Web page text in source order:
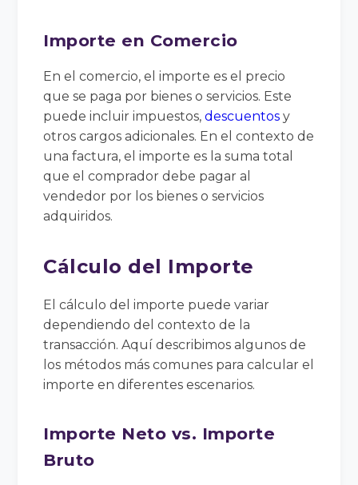
Importe en Comercio
En el comercio, el importe es el precio
que se paga por bienes o servicios. Este
puede incluir impuestos,descuentos y
otros cargos adicionales. En el contexto de
una factura, el importe es la suma total
que el comprador debe pagar al
vendedor por los bienes o servicios
adquiridos.
Cálculo del Importe
El cálculo del importe puede variar
dependiendo del contexto de la
transacción. Aquí describimos algunos de
los métodos más comunes para calcular el
importe en diferentes escenarios.
Importe Neto vs. Importe
Bruto